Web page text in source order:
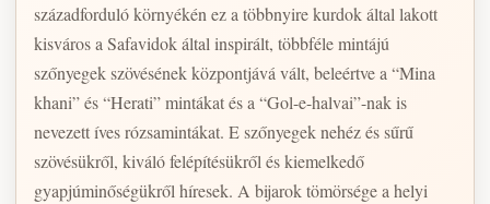
századforduló környékén ez a többnyire kurdok által lakott
kisváros a Safavidok által inspirált, többféle mintájú
szőnyegek szövésének központjává vált, beleértve a “Mina
khani” és “Herati” mintákat és a “Gol-e-halvai”-nak is
nevezett íves rózsamintákat. E szőnyegek nehéz és sűrű
szövésükről, kiváló felépítésükről és kiemelkedő
gyapjúminőségükről híresek. A bijarok tömörsége a helyi